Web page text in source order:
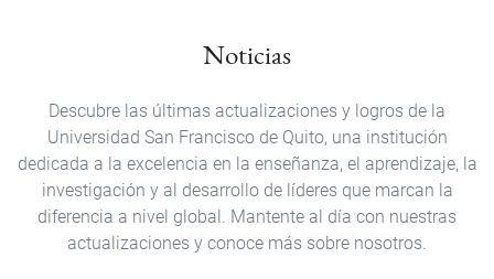
Noticias
Descubre las últimas actualizaciones y logros de la
Universidad San Francisco de Quito, una institución
dedicada a la excelencia en la enseñanza, el aprendizaje, la
investigación y al desarrollo de líderes que marcan la
diferencia a nivel global. Mantente al día con nuestras
actualizaciones y conoce más sobre nosotros.